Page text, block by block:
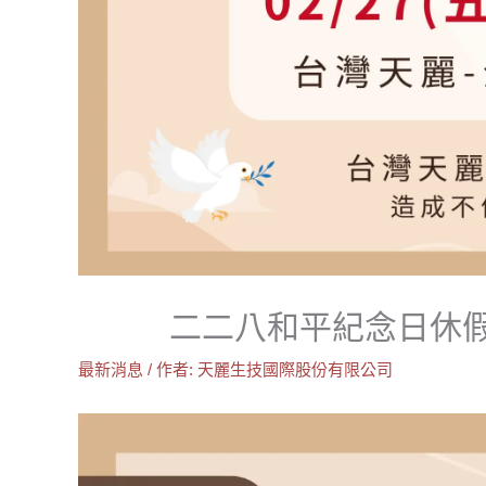
二二八和平紀念日休
最新消息 / 作者: 天麗生技國際股份有限公司